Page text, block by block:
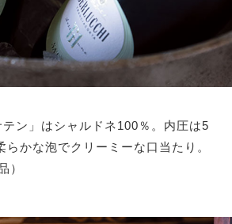
テン」はシャルドネ100％。内圧は5
らかな泡でクリーミーな口当たり。
）